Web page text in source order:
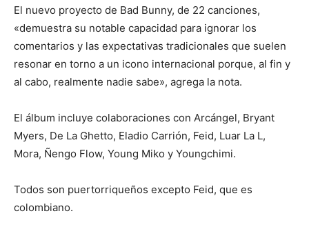
El nuevo proyecto de Bad Bunny, de 22 canciones,
«demuestra su notable capacidad para ignorar los
comentarios y las expectativas tradicionales que suelen
resonar en torno a un icono internacional porque, al fin y
al cabo, realmente nadie sabe», agrega la nota.
El álbum incluye colaboraciones con Arcángel, Bryant
Myers, De La Ghetto, Eladio Carrión, Feid, Luar La L,
Mora, Ñengo Flow, Young Miko y Youngchimi.
Todos son puertorriqueños excepto Feid, que es
colombiano.